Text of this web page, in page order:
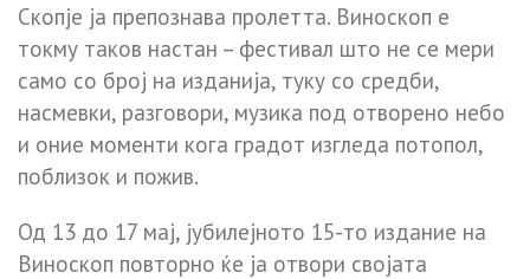
Скопје ја препознава пролетта. Виноскоп е
токму таков настан – фестивал што не се мери
само со број на изданија, туку со средби,
насмевки, разговори, музика под отворено небо
и оние моменти кога градот изгледа потопол,
поблизок и пожив.
Од 13 до 17 мај, јубилејното 15-то издание на
Виноскоп повторно ќе ја отвори својата